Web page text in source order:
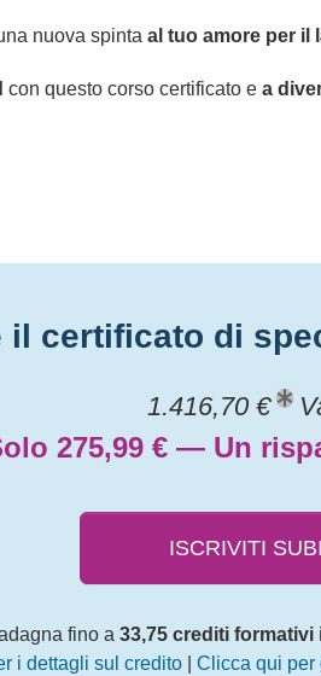
nuova spinta al tuo amore per il
con questo corso certificato e a
il certificato di
1.416,70 €
275,99 € — Un
ISCRIVITI
fino a 33,75 crediti formativi
i dettagli sul credito
Clicca qui per